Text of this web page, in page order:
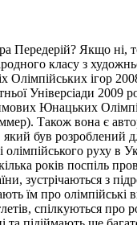
Передерій? Якщо ні,
класу з
Олімпійських ігор
Універсіади 2009
Юнацьких
Також вона є
був розроблений
олімпійського руху в
років поспіль
зустрічаються з
їм про олімпійські
спілкуються про